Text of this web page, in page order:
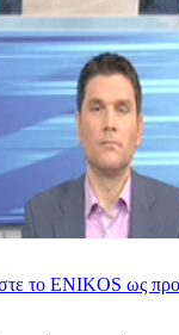
το ENIKOS ως